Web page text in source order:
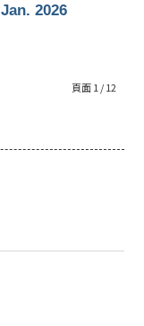
2026
頁面 1 / 12